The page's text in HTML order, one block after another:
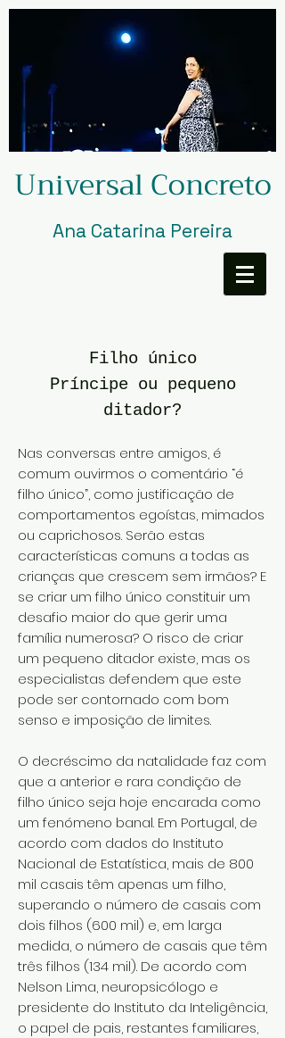
Universal Concreto
Ana Catarina Pereira
Filho único
Príncipe ou pequeno
ditador?
Nas conversas entre amigos, é
comum ouvirmos o comentário “é
filho único”, como justificação de
comportamentos egoístas, mimados
ou caprichosos. Serão estas
características comuns a todas as
crianças que crescem sem irmãos? E
se criar um filho único constituir um
desafio maior do que gerir uma
família numerosa? O risco de criar
um pequeno ditador existe, mas os
especialistas defendem que este
pode ser contornado com bom
senso e imposição de limites.
O decréscimo da natalidade faz com
que a anterior e rara condição de
filho único seja hoje encarada como
um fenómeno banal. Em Portugal, de
acordo com dados do Instituto
Nacional de Estatística, mais de 800
mil casais têm apenas um filho,
superando o número de casais com
dois filhos (600 mil) e, em larga
medida, o número de casais que têm
três filhos (134 mil). De acordo com
Nelson Lima, neuropsicólogo e
presidente do Instituto da Inteligência,
o papel de pais, restantes familiares,